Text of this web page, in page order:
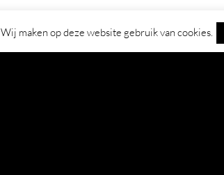
Wij maken op deze website gebruik van cookies.